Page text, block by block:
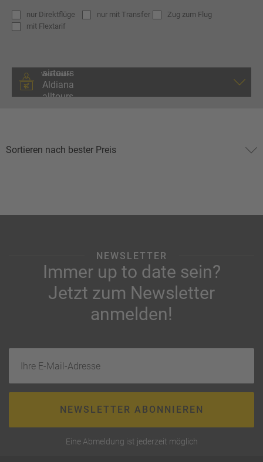
nur Direktflüge nur mit Transfer
Zug zum Flug
mit Flextarif
Veranstalter
NEWSLETTER
Immer up to date sein?
Jetzt zum Newsletter
anmelden!
NEWSLETTER ABONNIEREN
Eine Abmeldung ist jederzeit möglich